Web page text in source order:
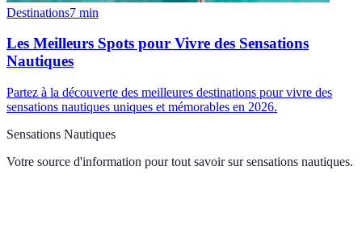
Destinations7 min
Les Meilleurs Spots pour Vivre des Sensations
Nautiques
Partez à la découverte des meilleures destinations pour vivre des
sensations nautiques uniques et mémorables en 2026.
Sensations Nautiques
Votre source d'information pour tout savoir sur sensations nautiques.